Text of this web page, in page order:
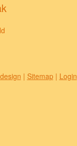
| Sitemap| Login